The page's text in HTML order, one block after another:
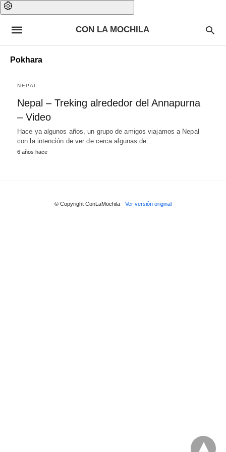
CON LA MOCHILA
Pokhara
NEPAL
Nepal – Treking alrededor del Annapurna
– Video
Hace ya algunos años, un grupo de amigos viajamos a Nepal
con la intención de ver de cerca algunas de…
6 años hace
© Copyright ConLaMochila Ver versión original